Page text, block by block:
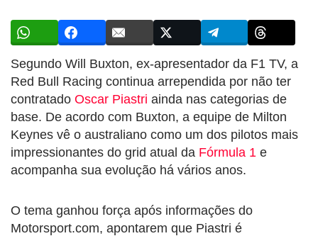
Segundo Will Buxton, ex-apresentador da F1 TV, a
Red Bull Racing continua arrependida por não ter
contratado Oscar Piastri ainda nas categorias de
base. De acordo com Buxton, a equipe de Milton
Keynes vê o australiano como um dos pilotos mais
impressionantes do grid atual da Fórmula 1 e
acompanha sua evolução há vários anos.
O tema ganhou força após informações do
Motorsport.com, apontarem que Piastri é